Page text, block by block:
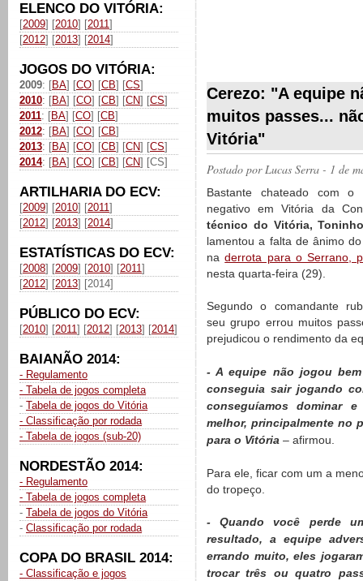
ELENCO DO VITÓRIA:
[2009] [2010] [2011]
[2012] [2013] [2014]
JOGOS DO VITÓRIA:
2009: [BA] [CO] [CB] [CS]
2010: [BA] [CO] [CB] [CN] [CS]
2011: [BA] [CO] [CB]
2012: [BA] [CO] [CB]
2013: [BA] [CO] [CB] [CN] [CS]
2014: [BA] [CO] [CB] [CN] [CS]
ARTILHARIA DO ECV:
[2009] [2010] [2011]
[2012] [2013] [2014]
ESTATÍSTICAS DO ECV:
[2008] [2009] [2010] [2011]
[2012] [2013] [2014]
PÚBLICO DO ECV:
[2010] [2011] [2012] [2013] [2014]
BAIANÃO 2014:
- Regulamento
- Tabela de jogos completa
- Tabela de jogos do Vitória
- Classificação por rodada
- Tabela de jogos (sub-20)
NORDESTÃO 2014:
- Regulamento
- Tabela de jogos completa
- Tabela de jogos do Vitória
- Classificação por rodada
COPA DO BRASIL 2014:
- Classificação e jogos
Cerezo: "A equipe
muitos passes...
Vitória"
Postado porLucas Serra - 1 de
Bastante chateado com o
negativo em Vitória da
técnico do Vitória,
lamentou a falta de ânimo
naderrota para o Serrano,
nesta quarta-feira (29).
Segundo o comandante
seu grupo errou muitos
prejudicou o rendimento da
- A equipe não jogou
conseguia sair jogando
conseguíamos dominar
melhor, principalmente no
para o Vitória – afirmou.
Para ele, ficar com um a
do tropeço.
- Quando você perde
resultado, a equipe
errando muito, eles
trocar três ou quatro